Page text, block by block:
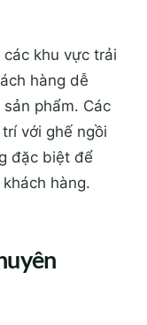
các khu vực trải
hàng dễ
phẩm. Các
với ghế ngồi
đặc biệt để
hàng.